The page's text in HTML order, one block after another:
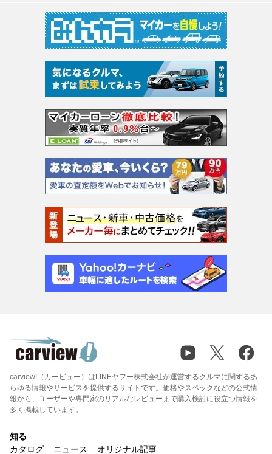
carview!（カービュー）はLINEヤフー株式会社が運営するクルマに関するあ
らゆる情報やサービスを提供するサイトです。価格やスペックなどの公式情
報から、ユーザーや専門家のリアルなレビューまで購入検討に役立つ情報を
多く掲載しています。
知る
カタログ
ニュース オリジナル記事